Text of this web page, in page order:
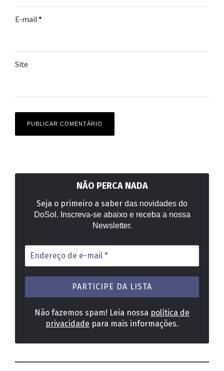
E-mail*
Site
NÃO PERCA NADA
Seja o primeiro a saber das novidades do
DoSol. Inscreva-se abaixo e receba a nossa
Newsletter.
Endereço
de
e-
mail
Não fazemos spam! Leia nossa política de
privacidade para mais informações.